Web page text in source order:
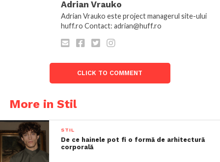
Adrian Vrauko
Adrian Vrauko este project managerul site-ului
huff.ro Contact: adrian@huff.ro
CLICK TO COMMENT
More in Stil
STIL
De ce hainele pot fi o formă de arhitectură
corporală